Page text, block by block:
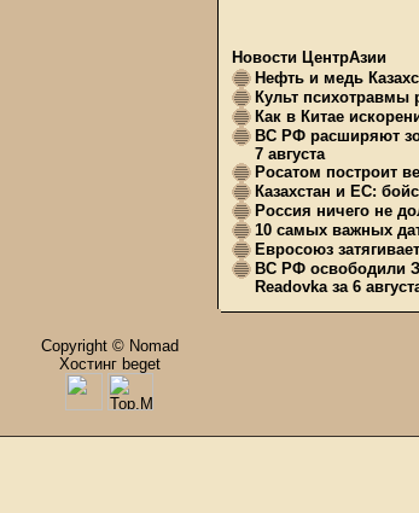
Новости ЦентрАзии
Нефть и медь
Культ психотравмы
Как в Китае
ВС РФ расширяют
7 августа
Росатом построит
Казахстан и ЕС:
Россия ничего не
10 самых важных
Евросоюз
ВС РФ освободили
Readovka за 6
Copyright © Nomad
Хостинг beget